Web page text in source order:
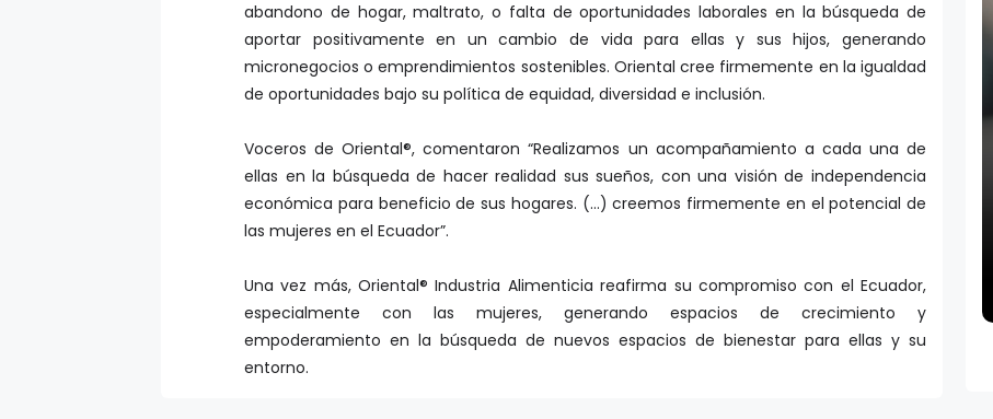
abandono de hogar, maltrato, o falta de oportunidades laborales en la búsqueda de
aportar positivamente en un cambio de vida para ellas y sus hijos, generando
micronegocios o emprendimientos sostenibles. Oriental cree firmemente en la igualdad
de oportunidades bajo su política de equidad, diversidad e inclusión.
Voceros de Oriental®, comentaron “Realizamos un acompañamiento a cada una de
ellas en la búsqueda de hacer realidad sus sueños, con una visión de independencia
económica para beneficio de sus hogares. (…) creemos firmemente en el potencial de
las mujeres en el Ecuador”.
Una vez más, Oriental® Industria Alimenticia reafirma su compromiso con el Ecuador,
especialmente con las mujeres, generando espacios de crecimiento y
empoderamiento en la búsqueda de nuevos espacios de bienestar para ellas y su
entorno.